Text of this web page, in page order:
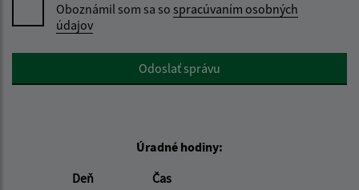
Oboznámil som sa so spracúvaním osobných
údajov
Google reCaptcha ResponseOdoslať správu
Úradné hodiny:
Deň
Čas